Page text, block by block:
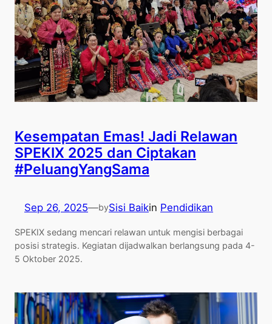
Kesempatan Emas! Jadi Relawan
SPEKIX 2025 dan Ciptakan
#PeluangYangSama
Sep 26, 2025—bySisi Baikin Pendidikan
SPEKIX sedang mencari relawan untuk mengisi berbagai
posisi strategis. Kegiatan dijadwalkan berlangsung pada 4-
5 Oktober 2025.